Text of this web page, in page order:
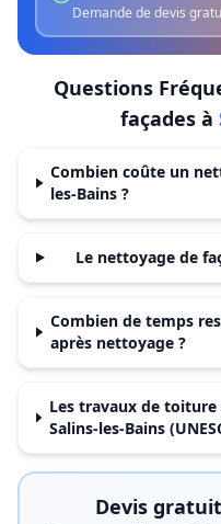
Demande de devis
Questions
façades à
Combien coûte un
les-Bains ?
Le nettoyage de
Combien de temps
après nettoyage ?
Les travaux de
Salins-les-Bains
Devis